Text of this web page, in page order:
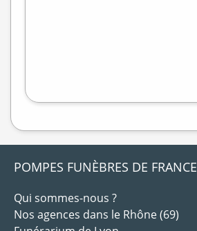
POMPES FUNÈBRES DE FRANCE
Qui sommes-nous ?
Nos agences dans le Rhône (69)